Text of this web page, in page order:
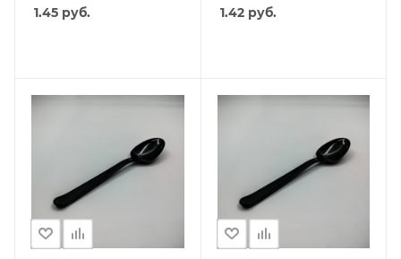
1.45 руб. 1.42руб.